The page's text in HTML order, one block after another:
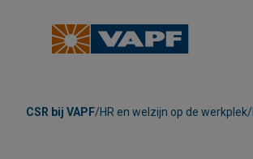
CSR bij VAPF/HR en welzijn op de werkplek/